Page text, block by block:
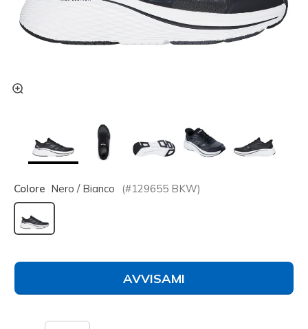
Colore Nero / Bianco (#129655 BKW)
selezionato
AVVISAMI